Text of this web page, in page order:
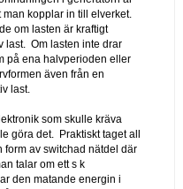
kopplar in till elverket.
om lasten är kraftigt
last. Om lasten inte drar
på ena halvperioden eller
även från en
last.
som skulle kräva
göra det. Praktiskt taget all
av switchad nätdel där
talar om ett s k
den matande energin i